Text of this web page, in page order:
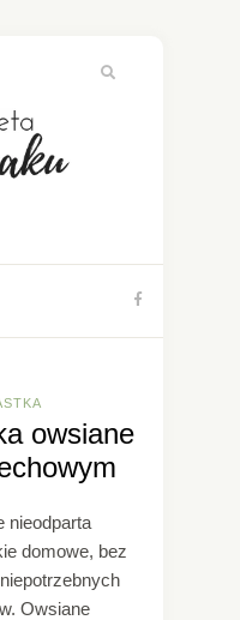
owsiane
nieodparta
domowe, bez
Owsiane